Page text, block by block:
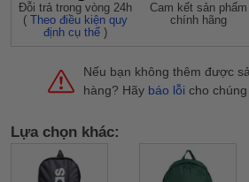
Đỗi trả trong vòng 24h
(Theo điều kiện quy
định cụ thể )
Cam kết sản phẩm
chính hãng
Nếu bạn không thêm được
hàng? Hãy báo lỗi cho chúng
Lựa chọn khác: